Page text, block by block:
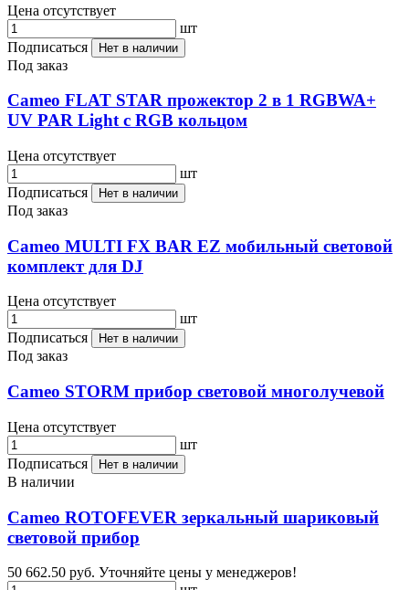
Цена отсутствует
шт
Подписаться
Нет в наличии
Под заказ
Cameo FLAT STAR прожектор 2 в 1 RGBWA+
UV PAR Light с RGB кольцом
Цена отсутствует
шт
Подписаться
Нет в наличии
Под заказ
Cameo MULTI FX BAR EZ мобильный световой
комплект для DJ
Цена отсутствует
шт
Подписаться
Нет в наличии
Под заказ
Cameo STORM прибор световой многолучевой
Цена отсутствует
шт
Подписаться
Нет в наличии
В наличии
Cameo ROTOFEVER зеркальный шариковый
световой прибор
50 662.50 руб. Уточняйте цены у менеджеров!